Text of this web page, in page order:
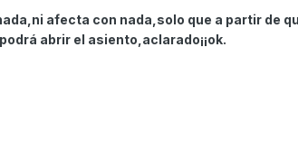
afecta con nada,solo que a partir de
abrir el asiento,aclarado¡¡ok.